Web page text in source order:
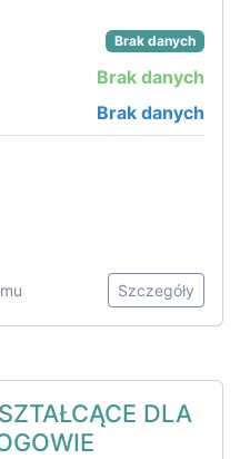
Brak danych
Brak danych
Brak danych
Szczegóły
DLA